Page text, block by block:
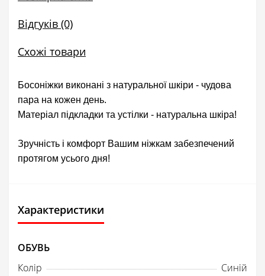
Відгуків (0)
Схожі товари
Босоніжки виконані з натуральної шкіри - чудова
пара на кожен день.
Матеріал підкладки та устілки - натуральна шкіра!
Зручність і комфорт Вашим ніжкам забезпечений
протягом усього дня!
Характеристики
ОБУВЬ
Колір
Синій